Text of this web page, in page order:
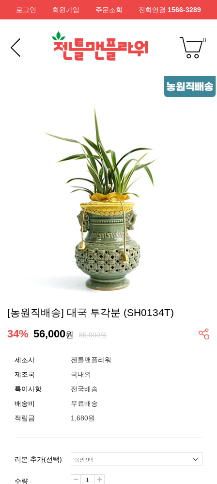
로그인 회원가입 주문조회 전화연결:1566-3289
0
[농원직배송] 대국 투각분 (SH0134T)
34% 56,000원 85,000원
제조사
젠틀맨플라워
제조국
국내외
특이사항
전국배송
배송비
무료배송
적립금
1,680원
리본 추가(선택)
수량